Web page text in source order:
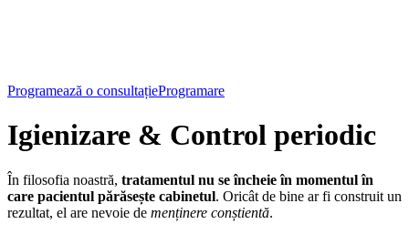
Programează o consultațieProgramare
Igienizare & Control periodic
În filosofia noastră, tratamentul nu se încheie în momentul în
care pacientul părăsește cabinetul. Oricât de bine ar fi construit un
rezultat, el are nevoie de menținere conștientă.